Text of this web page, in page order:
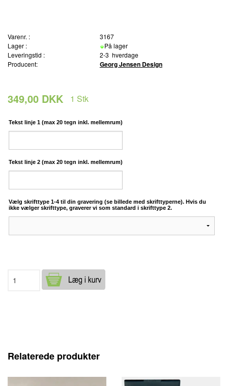
Varenr. :
3167
Lager :
På lager
Leveringstid :
2-3 hverdage
Producent:
Georg Jensen Design
349,00 DKK 1 Stk
Tekst linje 1 (max 20 tegn inkl. mellemrum)
Tekst linje 2 (max 20 tegn inkl. mellemrum)
Vælg skrifttype 1-4 til din gravering (se billede med skrifttyperne). Hvis du
ikke vælger skrifttype, graverer vi som standard i skrifttype 2.
Relaterede produkter